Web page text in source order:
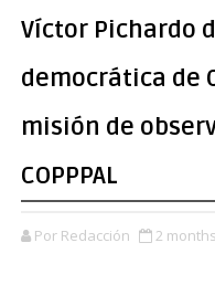
Víctor Pichardo
democrática de
misión de
COPPPAL
Por Redacción 2